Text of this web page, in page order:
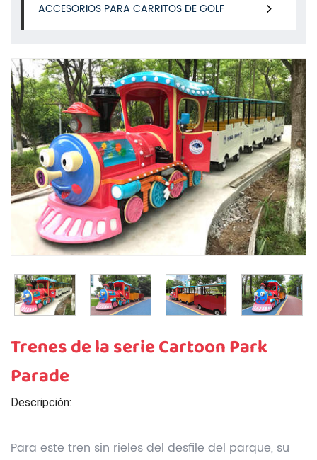
ACCESORIOS PARA CARRITOS DE GOLF
Trenes de la serie Cartoon Park
Parade
Descripción:
Para este tren sin rieles del desfile del parque, su